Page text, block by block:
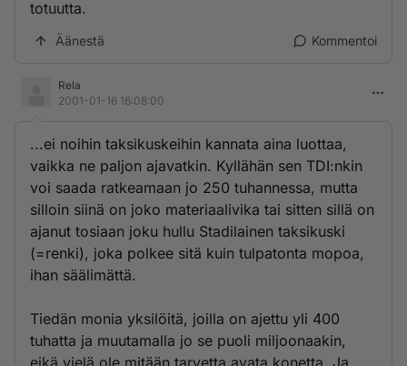
totuutta.
Äänestä Kommentoi
Rela
2001-01-16 16:08:00
...ei noihin taksikuskeihin kannata aina luottaa,
vaikka ne paljon ajavatkin. Kyllähän sen TDI:nkin
voi saada ratkeamaan jo 250 tuhannessa, mutta
silloin siinä on joko materiaalivika tai sitten sillä on
ajanut tosiaan joku hullu Stadilainen taksikuski
(=renki), joka polkee sitä kuin tulpatonta mopoa,
ihan säälimättä.
Tiedän monia yksilöitä, joilla on ajettu yli 400
tuhatta ja muutamalla jo se puoli miljoonaakin,
eikä vielä ole mitään tarvetta avata konetta. Ja